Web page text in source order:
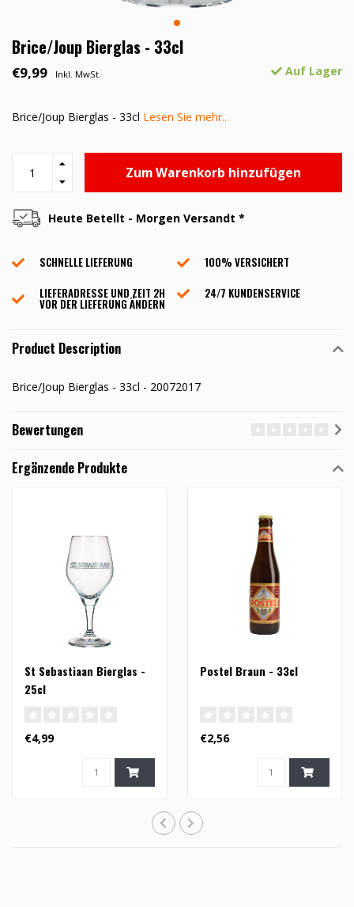
Brice/Joup Bierglas - 33cl
€9,99 Inkl. MwSt. Auf Lager
Brice/Joup Bierglas - 33cl Lesen Sie mehr..
Zum Warenkorb hinzufügen
Heute Betellt - Morgen Versandt *
SCHNELLE LIEFERUNG
100% VERSICHERT
LIEFERADRESSE UND ZEIT 2H
VOR DER LIEFERUNG ÄNDERN
24/7 KUNDENSERVICE
Product Description
Brice/Joup Bierglas - 33cl - 20072017
Bewertungen
Ergänzende Produkte
St Sebastiaan Bierglas -
25cl
€4,99
Postel Braun - 33cl
€2,56